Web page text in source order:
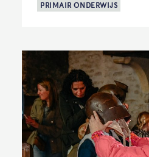
PRIMAIR ONDERWIJS